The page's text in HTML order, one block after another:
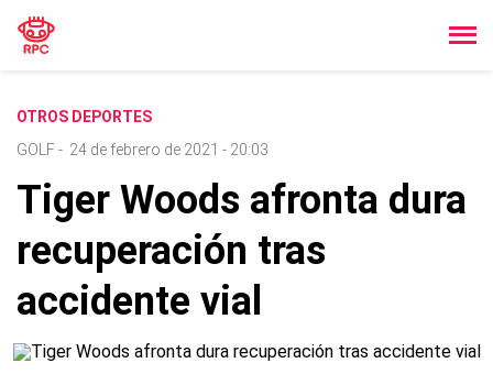
OTROS DEPORTES
GOLF- 24 de febrero de 2021 - 20:03
Tiger Woods afronta dura
recuperación tras
accidente vial